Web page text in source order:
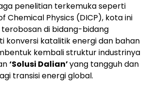
penelitian terkemuka seperti
Chemical Physics (DICP), kota ini
di bidang-bidang
konversi katalitik energi dan bahan
kembali struktur industrinya
‘Solusi Dalian’yang tangguh dan
transisi energi global.